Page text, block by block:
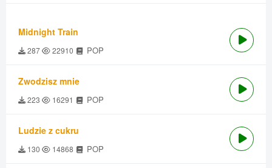
Midnight Train
287 22910 POP
Zwodzisz mnie
223 16291 POP
Ludzie z cukru
130 14868 POP